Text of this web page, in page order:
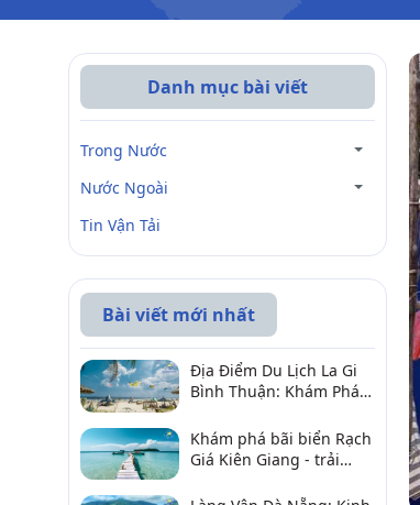
Danh mục bài viết
Trong Nước
Nước Ngoài
Tin Vận Tải
Bài viết mới nhất
Địa Điểm Du Lịch La Gi
Bình Thuận: Khám Phá 6
2026
Khám phá bãi biển Rạch
Giá Kiên Giang - trải